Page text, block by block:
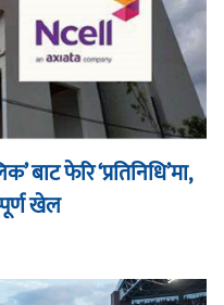
फेरि ‘प्रतिनिधि’मा,
खेल